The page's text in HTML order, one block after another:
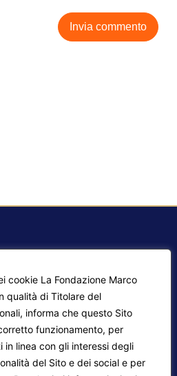
cookie La Fondazione Marco
qualità di Titolare del
informa che questo Sito
funzionamento, per
in linea con gli interessi degli
del Sito e dei social e per
corsi